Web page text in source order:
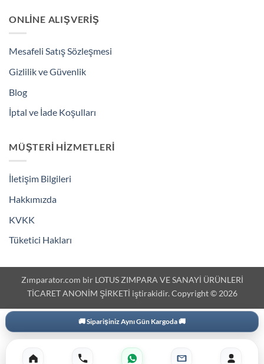
ONLINE ALIŞVERIŞ
Mesafeli Satış Sözleşmesi
Gizlilik ve Güvenlik
Blog
İptal ve İade Koşulları
MÜŞTERI HIZMETLERI
İletişim Bilgileri
Hakkımızda
KVKK
Tüketici Hakları
Zımparator.com bir LOTUS ZIMPARA VE SANAYİ ÜRÜNLERİ
TİCARET ANONİM ŞİRKETİ iştirakidir. Copyright © 2026
3000 ₺ Üzeri Ekstra